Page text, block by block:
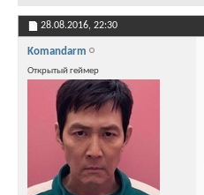
28.08.2016, 22:30
Komandarm
Открытый геймер